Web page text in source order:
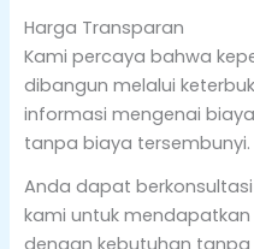
Harga Transparan
Kami percaya bahwa
dibangun melalui
informasi mengenai
tanpa biaya tersembunyi.
Anda dapat
kami untuk